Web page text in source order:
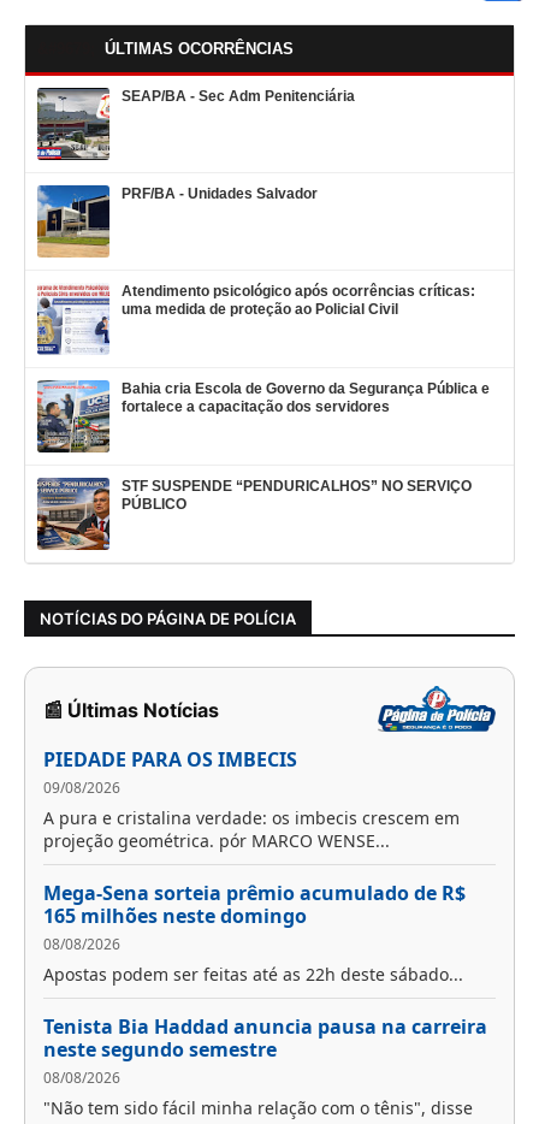
ÚLTIMAS OCORRÊNCIAS
SEAP/BA - Sec Adm Penitenciária
PRF/BA - Unidades Salvador
Atendimento psicológico após ocorrências críticas:
uma medida de proteção ao Policial Civil
Bahia cria Escola de Governo da Segurança Pública e
fortalece a capacitação dos servidores
STF SUSPENDE “PENDURICALHOS” NO SERVIÇO
PÚBLICO
NOTÍCIAS DO PÁGINA DE POLÍCIA
📰 Últimas Notícias
PIEDADE PARA OS IMBECIS
09/08/2026
A pura e cristalina verdade: os imbecis crescem em
projeção geométrica. pór MARCO WENSE...
Mega-Sena sorteia prêmio acumulado de R$
165 milhões neste domingo
08/08/2026
Apostas podem ser feitas até as 22h deste sábado...
Tenista Bia Haddad anuncia pausa na carreira
neste segundo semestre
08/08/2026
"Não tem sido fácil minha relação com o tênis", disse